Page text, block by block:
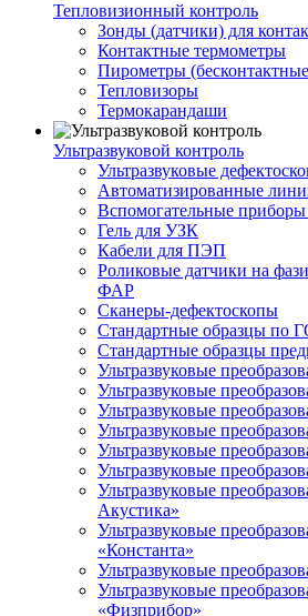
Тепловизионный контроль
Зонды (датчики) для
Контактные термометры
Пирометры
Тепловизоры
Термокарандаши
Ультразвуковой контроль
Ультразвуковые
Автоматизированные
Вспомогательные
Гель для УЗК
Кабели для ПЭП
Роликовые датчики на
ФАР
Сканеры-дефектоскопы
Стандартные образцы
Стандартные образцы
Ультразвуковые
Ультразвуковые
Ультразвуковые
Ультразвуковые
Ультразвуковые
Ультразвуковые
Ультразвуковые
Акустика»
Ультразвуковые
«Константа»
Ультразвуковые
Ультразвуковые
«Физприбор»